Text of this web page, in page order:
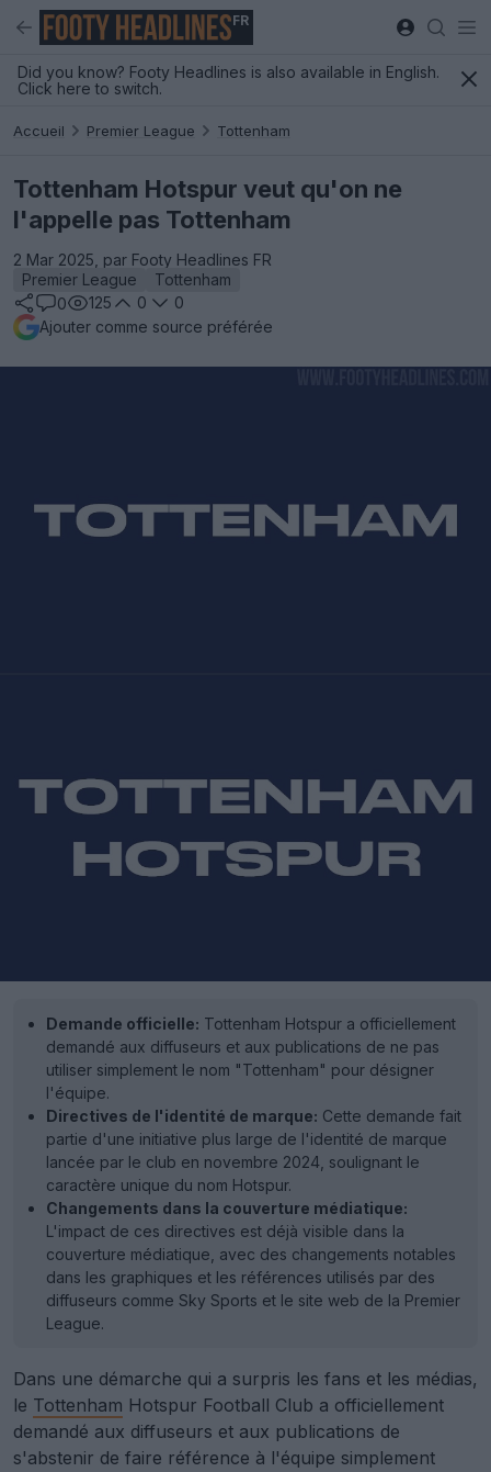
FR
Did you know? Footy Headlines is also available in English.
Click here to switch.
Accueil Premier League Tottenham
Tottenham Hotspur veut qu'on ne
l'appelle pas Tottenham
2 Mar 2025, par Footy Headlines FR
Premier League
Tottenham
0
125 0
0
Ajouter comme source préférée
Demande officielle: Tottenham Hotspur a officiellement
demandé aux diffuseurs et aux publications de ne pas
utiliser simplement le nom "Tottenham" pour désigner
l'équipe.
Directives de l'identité de marque: Cette demande fait
partie d'une initiative plus large de l'identité de marque
lancée par le club en novembre 2024, soulignant le
caractère unique du nom Hotspur.
Changements dans la couverture médiatique:
L'impact de ces directives est déjà visible dans la
couverture médiatique, avec des changements notables
dans les graphiques et les références utilisés par des
diffuseurs comme Sky Sports et le site web de la Premier
League.
Dans une démarche qui a surpris les fans et les médias,
le Tottenham Hotspur Football Club a officiellement
demandé aux diffuseurs et aux publications de
s'abstenir de faire référence à l'équipe simplement